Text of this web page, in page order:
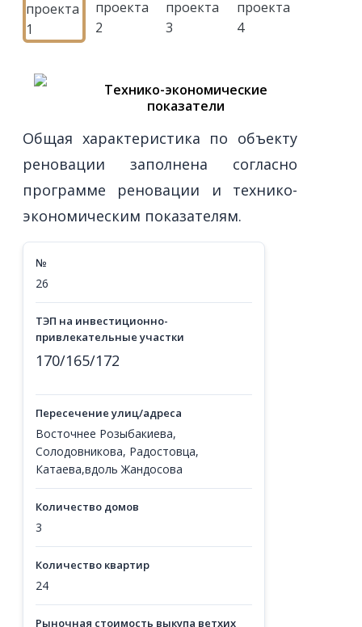
Технико-экономические
показатели
Общая характеристика по объекту
реновации заполнена согласно
программе реновации и технико-
экономическим показателям.
№
26
ТЭП на инвестиционно-
привлекательные участки
170/165/172
Пересечение улиц/адреса
Восточнее Розыбакиева,
Солодовникова, Радостовца,
Катаева,вдоль Жандосова
Количество домов
3
Количество квартир
24
Рыночная стоимость выкупа ветхих